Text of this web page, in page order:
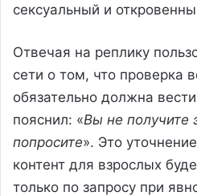
сексуальный и
Отвечая на реплику
сети о том, что проверка
обязательно должна
пояснил: «Вы не получите
попросите». Это
контент для взрослых
только по запросу при